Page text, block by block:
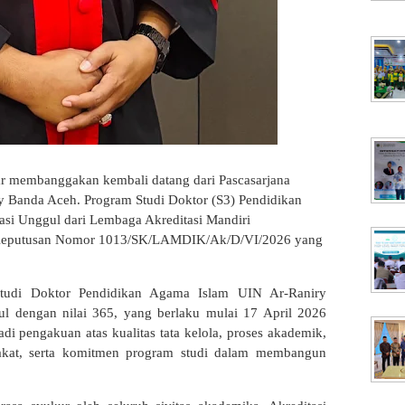
membanggakan kembali datang dari Pascasarjana
Aceh. Program Studi Doktor (S3) Pendidikan
Unggul dari Lembaga Akreditasi Mandiri
Nomor 1013/SK/LAMDIK/Ak/D/VI/2026 yang
Doktor Pendidikan Agama Islam UIN Ar-Raniry
dengan nilai 365, yang berlaku mulai 17 April 2026
pengakuan atas kualitas tata kelola, proses akademik,
serta komitmen program studi dalam membangun